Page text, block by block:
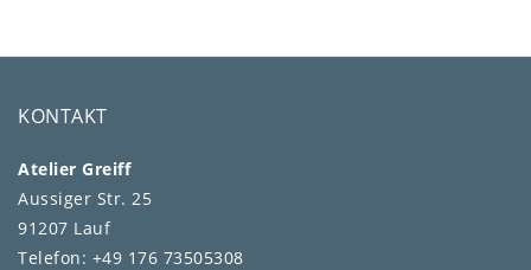
KONTAKT
Atelier Greiff
Aussiger Str. 25
91207 Lauf
Telefon: +49 176 73505308